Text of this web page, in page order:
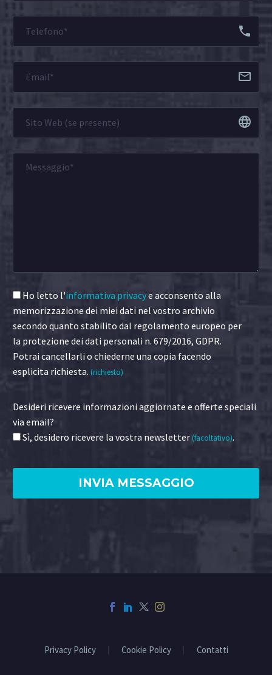
Ho letto l'informativa privacye acconsento alla
memorizzazione dei miei dati nel vostro archivio
secondo quanto stabilito dal regolamento europeo per
la protezione dei dati personali n. 679/2016, GDPR.
Potrai cancellarli o chiederne una copia facendo
esplicita richiesta. (richiesto)
Desideri ricevere informazioni aggiornate e offerte speciali
via email?
Sì, desidero ricevere la vostra newsletter(facoltativo).
Privacy Policy Cookie Policy Contatti